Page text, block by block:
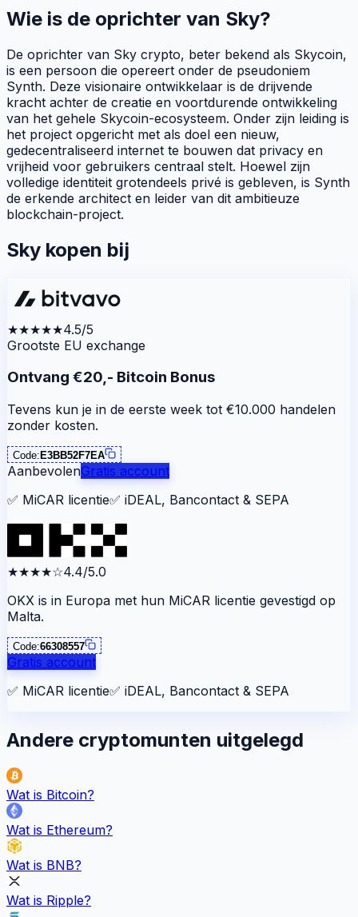
Wie is de oprichter van Sky?
De oprichter van Sky crypto, beter bekend als Skycoin,
is een persoon die opereert onder de pseudoniem
Synth. Deze visionaire ontwikkelaar is de drijvende
kracht achter de creatie en voortdurende ontwikkeling
van het gehele Skycoin-ecosysteem. Onder zijn leiding is
het project opgericht met als doel een nieuw,
gedecentraliseerd internet te bouwen dat privacy en
vrijheid voor gebruikers centraal stelt. Hoewel zijn
volledige identiteit grotendeels privé is gebleven, is Synth
de erkende architect en leider van dit ambitieuze
blockchain-project.
Sky kopen bij
★★★★★4.5/5
Grootste EU exchange
Ontvang €20,- Bitcoin Bonus
Tevens kun je in de eerste week tot €10.000 handelen
zonder kosten.
Code: E3BB52F7EA
AanbevolenGratis account
✅ MiCAR licentie✅ iDEAL, Bancontact & SEPA
★★★★☆4.4/5.0
OKX is in Europa met hun MiCAR licentie gevestigd op
Malta.
Code:66308557
Gratis account
✅ MiCAR licentie✅ iDEAL, Bancontact & SEPA
Andere cryptomunten uitgelegd
Wat is Bitcoin?
Wat is Ethereum?
Wat is BNB?
Wat is Ripple?